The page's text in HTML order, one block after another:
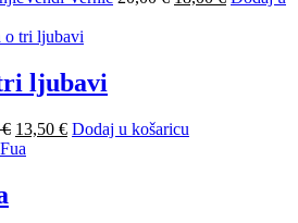
ljubavi
€ Izvorna
cijena
13,50 €Trenutna
Dodaj u košaricu